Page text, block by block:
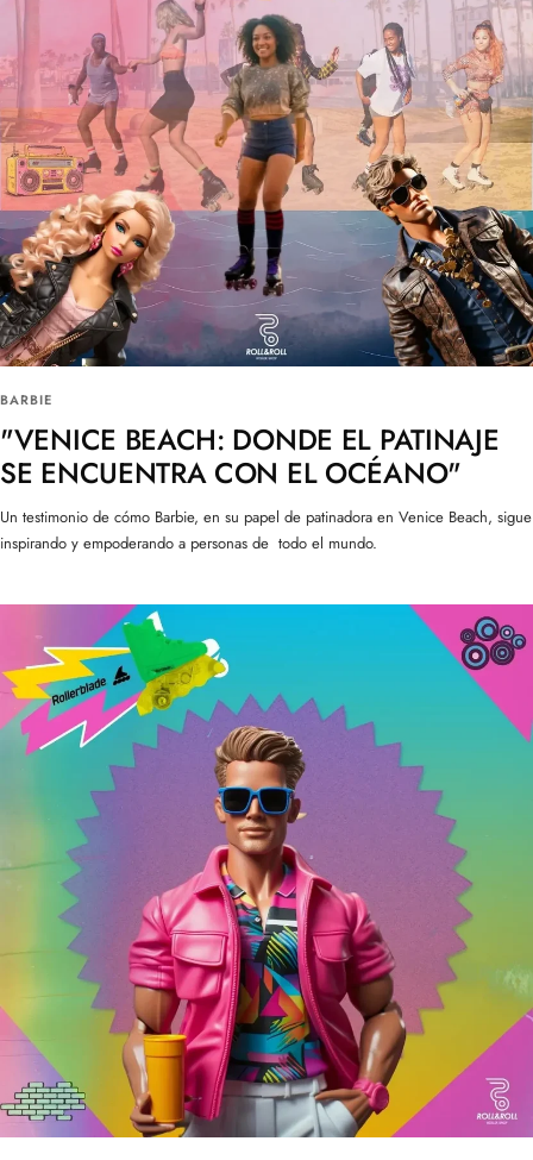
BARBIE
"VENICE BEACH: DONDE EL PATINAJE
SE ENCUENTRA CON EL OCÉANO"
Un testimonio de cómo Barbie, en su papel de patinadora en Venice Beach, sigue
inspirando y empoderando a personas de todo el mundo.